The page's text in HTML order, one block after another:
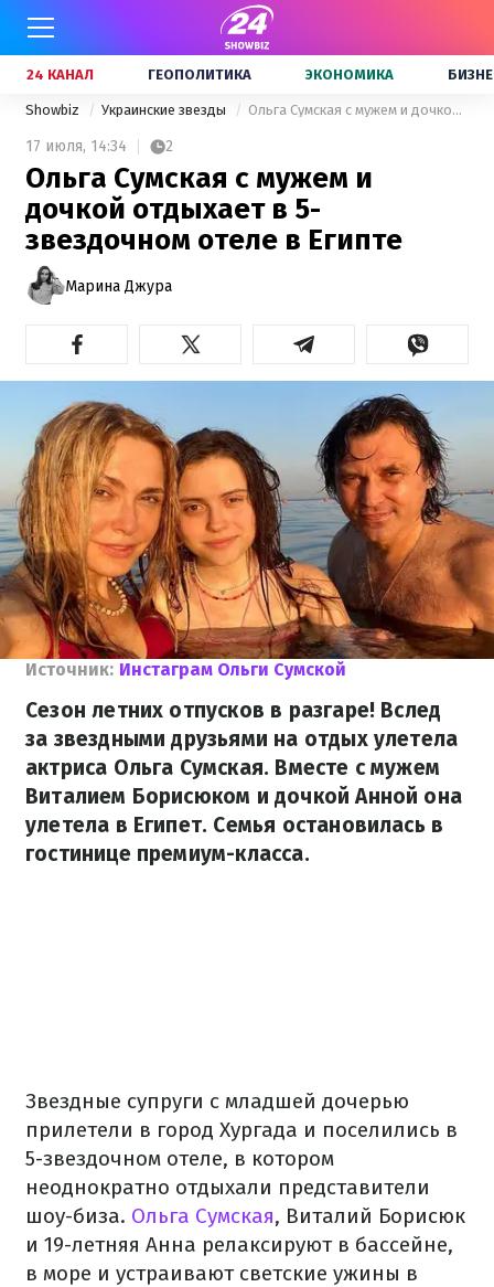
24 КАНАЛ ГЕОПОЛИТИКА ЭКОНОМИКА
Showbiz Украинские звезды Ольга Сумская с мужем и дочкой отдыхает в 5-звездочном отеле в Египте
17 июля, 14:34 2
Ольга Сумская с мужем и
дочкой отдыхает в 5-
звездочном отеле в Египте
Марина Джура
Источник: Инстаграм Ольги Сумской
Сезон летних отпусков в разгаре! Вслед
за звездными друзьями на отдых улетела
актриса Ольга Сумская. Вместе с мужем
Виталием Борисюком и дочкой Анной она
улетела в Египет. Семья остановилась в
гостинице премиум-класса.
Звездные супруги с младшей дочерью
прилетели в город Хургада и поселились в
5-звездочном отеле, в котором
неоднократно отдыхали представители
шоу-биза. Ольга Сумская, Виталий Борисюк
и 19-летняя Анна релаксируют в бассейне,
в море и устраивают светские ужины в